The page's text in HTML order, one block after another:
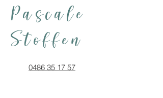
Pascale
Stoffen
0486 35 17 57